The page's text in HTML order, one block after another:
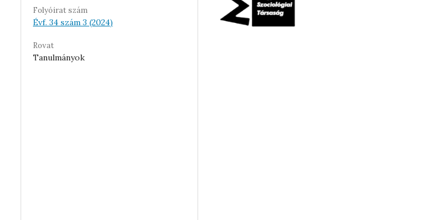
Folyóirat szám
Évf. 34 szám 3 (2024)
Rovat
Tanulmányok